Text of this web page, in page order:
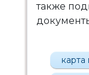
также
карта